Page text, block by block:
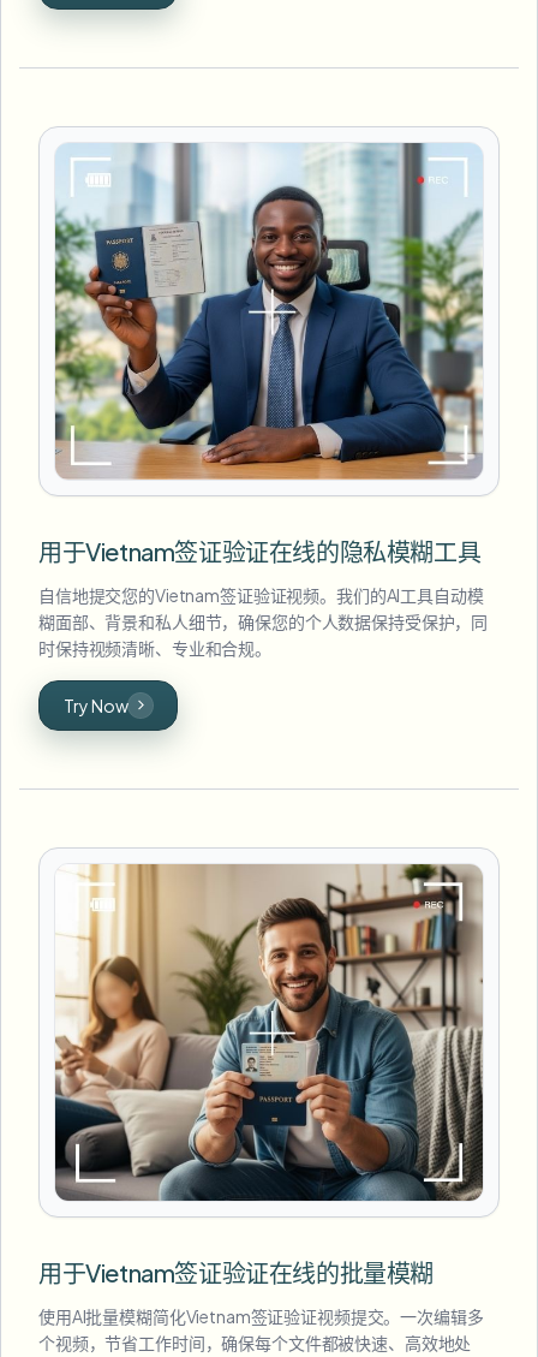
用于Vietnam签证验证在线的隐私模糊工具
自信地提交您的Vietnam签证验证视频。我们的AI工具自动模
糊面部、背景和私人细节，确保您的个人数据保持受保护，同
时保持视频清晰、专业和合规。
Try Now
用于Vietnam签证验证在线的批量模糊
使用AI批量模糊简化Vietnam签证验证视频提交。一次编辑多
个视频，节省工作时间，确保每个文件都被快速、高效地处